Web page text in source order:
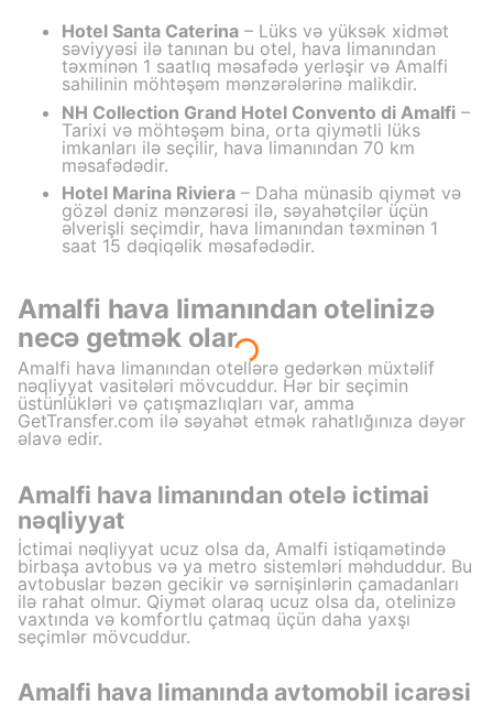
Hotel Santa Caterina – Lüks və yüksək xidmət
səviyyəsi ilə tanınan bu otel, hava limanından
təxminən 1 saatlıq məsafədə yerləşir və Amalfi
sahilinin möhtəşəm mənzərələrinə malikdir.
NH Collection Grand Hotel Convento di Amalfi –
Tarixi və möhtəşəm bina, orta qiymətli lüks
imkanları ilə seçilir, hava limanından 70 km
məsafədədir.
Hotel Marina Riviera – Daha münasib qiymət və
gözəl dəniz mənzərəsi ilə, səyahətçilər üçün
əlverişli seçimdir, hava limanından təxminən 1
saat 15 dəqiqəlik məsafədədir.
Amalfi hava limanından otelinizə
necə getmək olar
Amalfi hava limanından otellərə gedərkən müxtəlif
nəqliyyat vasitələri mövcuddur. Hər bir seçimin
üstünlükləri və çatışmazlıqları var, amma
GetTransfer.com ilə səyahət etmək rahatlığınıza dəyər
əlavə edir.
Amalfi hava limanından otelə ictimai
nəqliyyat
İctimai nəqliyyat ucuz olsa da, Amalfi istiqamətində
birbaşa avtobus və ya metro sistemləri məhduddur. Bu
avtobuslar bəzən gecikir və sərnişinlərin çamadanları
ilə rahat olmur. Qiymət olaraq ucuz olsa da, otelinizə
vaxtında və komfortlu çatmaq üçün daha yaxşı
seçimlər mövcuddur.
Amalfi hava limanında avtomobil icarəsi